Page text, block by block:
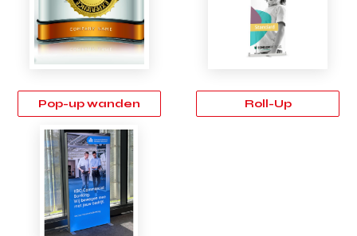
Pop-up wanden Roll-Up